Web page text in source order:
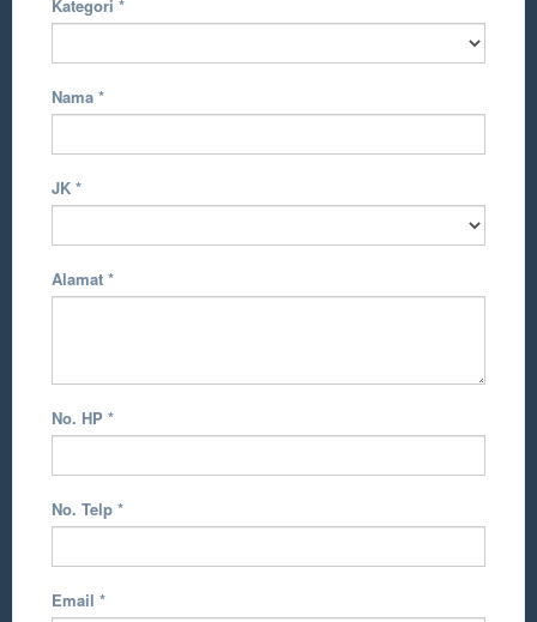
Kategori *
Nama *
JK *
Alamat *
No. HP *
No. Telp *
Email *